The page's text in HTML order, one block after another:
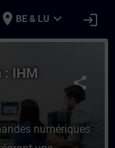
place BE & LU expand_more login
:
share
: IHM
numériques